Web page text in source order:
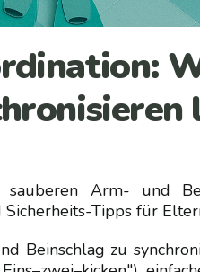
sauberen Arm- und
Tipps für
Beinschlag zu